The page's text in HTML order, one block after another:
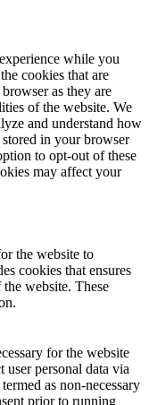
while you
cookies that are
as they are
of the website. We
and understand how
in your browser
to opt-out of these
may affect your
the website to
cookies that ensures
website. These
for the website
personal data via
as non-necessary
prior to running